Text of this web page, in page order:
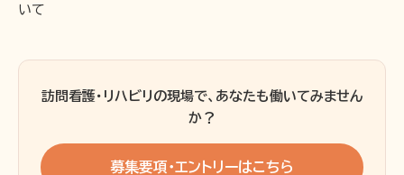
いて
訪問看護・リハビリの現場で、あなたも働いてみません
か？
募集要項・エントリーはこちら